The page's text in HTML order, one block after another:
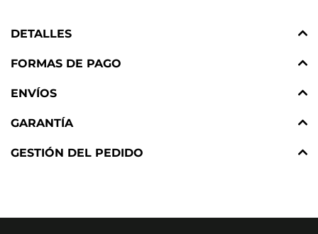
DETALLES
FORMAS DE PAGO
ENVÍOS
GARANTÍA
GESTIÓN DEL PEDIDO